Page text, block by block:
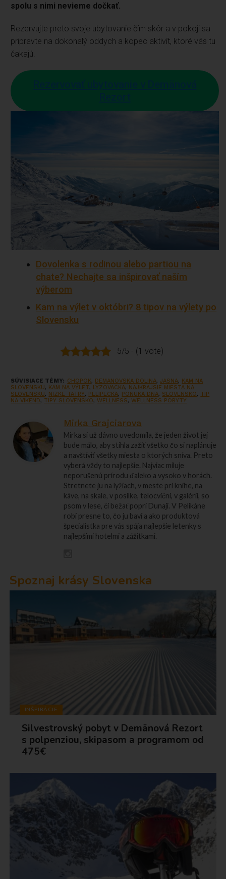
spolu s nimi nevieme dočkať.
Rezervujte preto svoje ubytovanie čím skôr a v pokoji sa
pripravte na dokonalý oddych a kopec aktivít, ktoré vás tu
čakajú.
Dovolenka s rodinou alebo partiou na
chate? Nechajte sa inšpirovať naším
výberom
Kam na výlet v októbri? 8 tipov na výlety po
Slovensku
5/5 - (1 vote)
SÚVISIACE TÉMY: CHOPOK, DEMANOVSKA DOLINA,JASNA, KAM NA
SLOVENSKU, KAM NA VÝLET, LYZOVACKA, NAJKRAJSIE MIESTA NA
SLOVENSKU, NIZKE TATRY, PELIPECKA, PONUKA DNA, SLOVENSKO, TIP
NA VIKEND, TIPY SLOVENSKO,WELLNESS,WELLNESS POBYTY
Mirka Grajciarova
Mirka si už dávno uvedomila, že jeden život jej
bude málo, aby stihla zažiť všetko čo si naplánuje
a navštíviť všetky miesta o ktorých sníva. Preto
vyberá vždy to najlepšie. Najviac miluje
neporušenú prírodu ďaleko a vysoko v horách.
Stretnete ju na lyžiach, v meste pri knihe, na
káve, na skale, v posilke, telocvični, v galérii, so
psom v lese, či bežať popri Dunaji. V Pelikáne
robí presne to, čo ju baví a ako produktová
špecialistka pre vás spája najlepšie letenky s
najlepšími hotelmi a zážitkami.
Spoznaj krásy Slovenska
INŠPIRÁCIE
Silvestrovský pobyt v Demänová Rezort
s polpenziou, skipasom a programom od
475€